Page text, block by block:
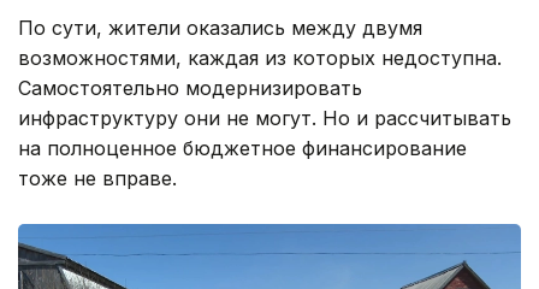
По сути, жители оказались между двумя
возможностями, каждая из которых недоступна.
Самостоятельно модернизировать
инфраструктуру они не могут. Но и рассчитывать
на полноценное бюджетное финансирование
тоже не вправе.